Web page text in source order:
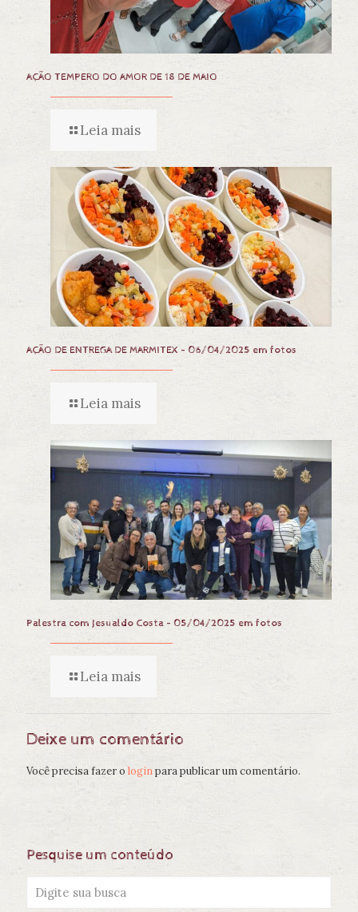
AÇÃO TEMPERO DO AMOR DE 18 DE MAIO
Leia mais
AÇÃO DE ENTREGA DE MARMITEX – 06/04/2025 em fotos
Leia mais
Palestra com Jesualdo Costa – 05/04/2025 em fotos
Leia mais
Deixe um comentário
Você precisa fazer o loginpara publicar um comentário.
Pesquise um conteúdo